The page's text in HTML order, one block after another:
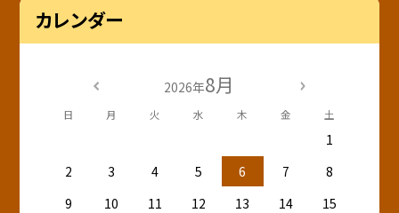
カレンダー
2026年8月
日 月 火 水 木 金 土
1
2
3 4 5 6 7
8
9
10 11 12 13 14
15